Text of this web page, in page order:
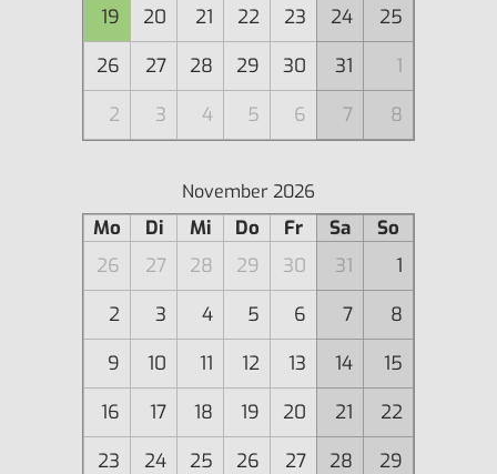
19
20 21 22 23 24
25
26
27 28 29 30 31
1
2
3 4 5 6 7 8
November 2026
Mo Di Mi Do Fr Sa
So
26
27 28 29 30 31
1
2
3 4 5 6 7
8
9
10 11 12 13 14
15
16
17 18 19 20 21
22
23
24 25 26 27 28 29